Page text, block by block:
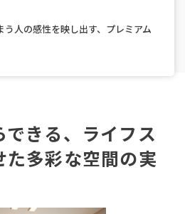
う人の感性を映し出す、プレミアム
できる、ライフス
た多彩な空間の実